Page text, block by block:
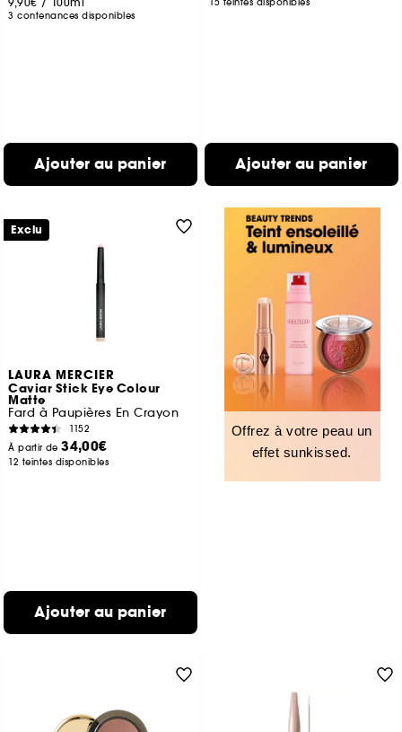
3 contenances disponibles
Ajouter au panier Ajouter au panier
LAURA MERCIER
Caviar Stick Eye Colour
Matte
Fard à Paupières En Crayon
1152
À partir de34,00€
12 teintes disponibles
Ajouter au panier
Exclu
Offrez à votre peau un
effet sunkissed.